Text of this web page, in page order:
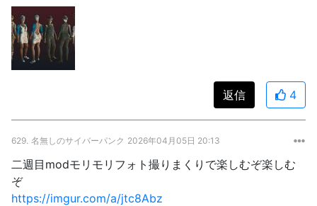
返信 4
629. 名無しのサイバーパンク 2026年04月05日 20:13
二週目modモリモリフォト撮りまくりで楽しむぞ楽しむ
ぞ
https://imgur.com/a/jtc8Abz